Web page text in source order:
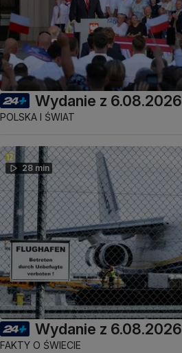
Wydanie z 6.08.2026
POLSKA I ŚWIAT
28 min
Wydanie z 6.08.2026
FAKTY O ŚWIECIE